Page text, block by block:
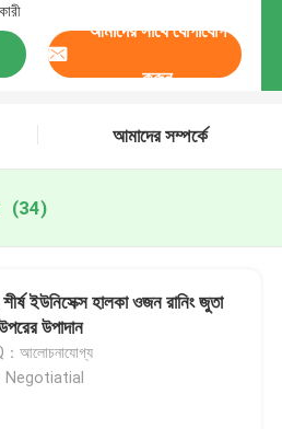
আমাদের সাথে যোগাযোগ
করুন
আমাদের সম্পর্কে
(34)
ইউনিসেক্স হালকা ওজন রানিং জুতা
উপাদান
：আলোচনাযোগ্য
Negotiatial